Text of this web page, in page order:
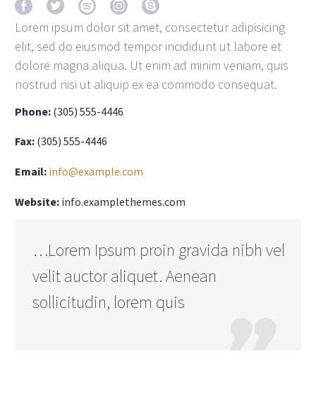
Lorem ipsum dolor sit amet, consectetur adipisicing
elit, sed do eiusmod tempor incididunt ut labore et
dolore magna aliqua. Ut enim ad minim veniam, quis
nostrud nisi ut aliquip ex ea commodo consequat.
Phone: (305) 555-4446
Fax: (305) 555-4446
Email: info@example.com
Website: info.examplethemes.com
…Lorem Ipsum proin gravida nibh vel
velit auctor aliquet. Aenean
sollicitudin, lorem quis